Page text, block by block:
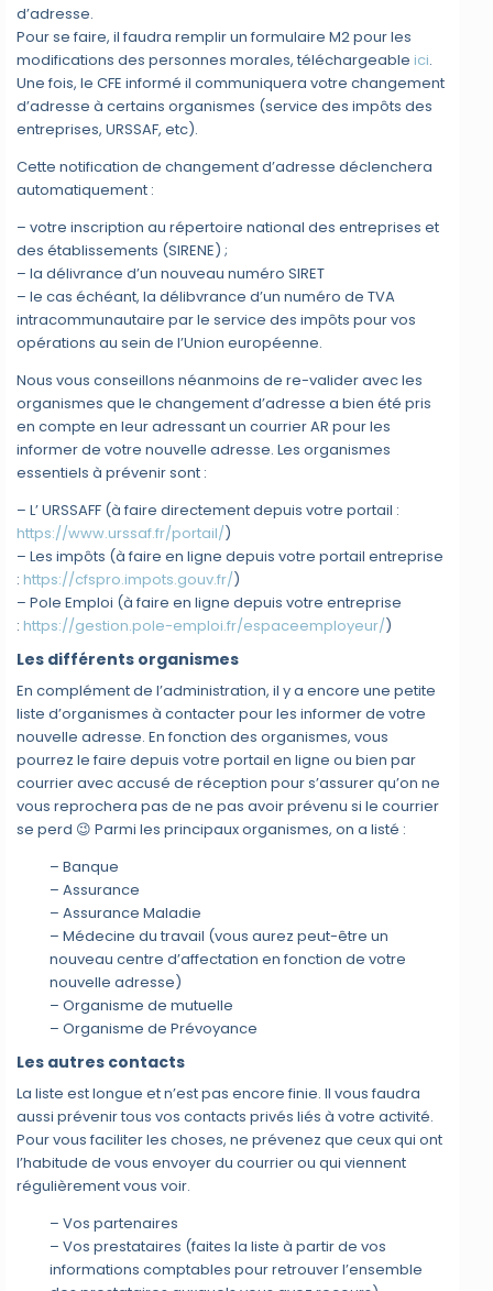
d’adresse.
Pour se faire, il faudra remplir un formulaire M2 pour les
modifications des personnes morales, téléchargeable ici.
Une fois, le CFE informé il communiquera votre changement
d’adresse à certains organismes (service des impôts des
entreprises, URSSAF, etc).
Cette notification de changement d’adresse déclenchera
automatiquement :
– votre inscription au répertoire national des entreprises et
des établissements (SIRENE) ;
– la délivrance d’un nouveau numéro SIRET
– le cas échéant, la délibvrance d’un numéro de TVA
intracommunautaire par le service des impôts pour vos
opérations au sein de l’Union européenne.
Nous vous conseillons néanmoins de re-valider avec les
organismes que le changement d’adresse a bien été pris
en compte en leur adressant un courrier AR pour les
informer de votre nouvelle adresse. Les organismes
essentiels à prévenir sont :
– L’ URSSAFF (à faire directement depuis votre portail :
https://www.urssaf.fr/portail/)
– Les impôts (à faire en ligne depuis votre portail entreprise
: https://cfspro.impots.gouv.fr/)
– Pole Emploi (à faire en ligne depuis votre entreprise
: https://gestion.pole-emploi.fr/espaceemployeur/)
Les différents organismes
En complément de l’administration, il y a encore une petite
liste d’organismes à contacter pour les informer de votre
nouvelle adresse. En fonction des organismes, vous
pourrez le faire depuis votre portail en ligne ou bien par
courrier avec accusé de réception pour s’assurer qu’on ne
vous reprochera pas de ne pas avoir prévenu si le courrier
se perd 😉 Parmi les principaux organismes, on a listé :
– Banque
– Assurance
– Assurance Maladie
– Médecine du travail (vous aurez peut-être un
nouveau centre d’affectation en fonction de votre
nouvelle adresse)
– Organisme de mutuelle
– Organisme de Prévoyance
Les autres contacts
La liste est longue et n’est pas encore finie. Il vous faudra
aussi prévenir tous vos contacts privés liés à votre activité.
Pour vous faciliter les choses, ne prévenez que ceux qui ont
l’habitude de vous envoyer du courrier ou qui viennent
régulièrement vous voir.
– Vos partenaires
– Vos prestataires (faites la liste à partir de vos
informations comptables pour retrouver l’ensemble